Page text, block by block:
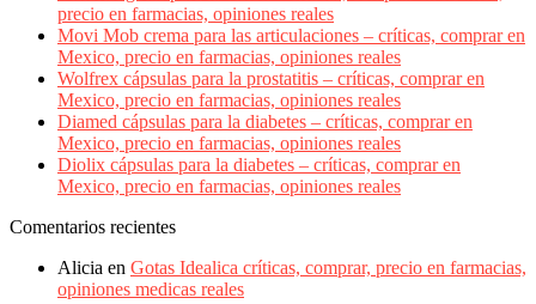
precio en farmacias, opiniones reales
Movi Mob crema para las articulaciones – críticas, comprar en
Mexico, precio en farmacias, opiniones reales
Wolfrex cápsulas para la prostatitis – críticas, comprar en
Mexico, precio en farmacias, opiniones reales
Diamed cápsulas para la diabetes – críticas, comprar en
Mexico, precio en farmacias, opiniones reales
Diolix cápsulas para la diabetes – críticas, comprar en
Mexico, precio en farmacias, opiniones reales
Comentarios recientes
Alicia en Gotas Idealica críticas, comprar, precio en farmacias,
opiniones medicas reales